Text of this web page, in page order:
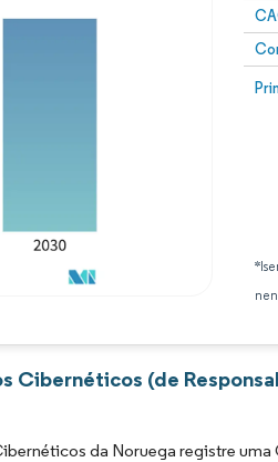
Cibernéticos (de
da Noruega registre